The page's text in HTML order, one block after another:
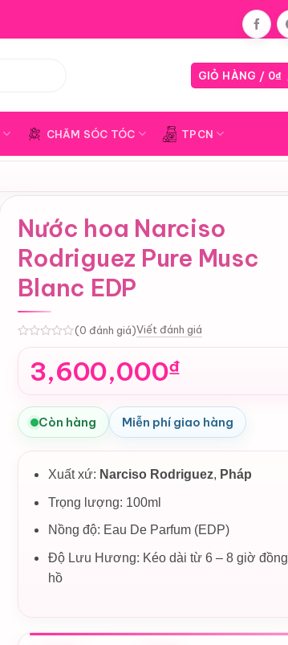
GIỎ HÀNG / 0₫
CHĂM SÓC TÓC TPCN
Nước hoa Narciso
Rodriguez Pure Musc
Blanc EDP
(0 đánh giá)Viết đánh giá
3,600,000₫
Còn hàng Miễn phí giao hàng
Xuất xứ: Narciso Rodriguez, Pháp
Trọng lượng: 100ml
Nồng độ: Eau De Parfum (EDP)
Độ Lưu Hương: Kéo dài từ 6 – 8 giờ đồng
hồ